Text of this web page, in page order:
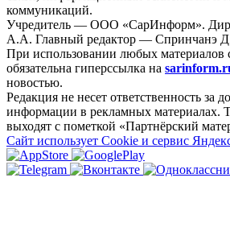
коммуникаций.
Учредитель — ООО «СарИнформ».
А.А. Главный редактор — Спринчанэ
При использовании любых
обязательна гиперссылка на
новостью.
Редакция не несет ответственность за
информации в рекламных материалах.
выходят с пометкой «Партнёрский
Сайт использует Cookie и сервиc